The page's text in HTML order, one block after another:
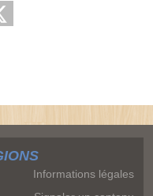
Informations légales